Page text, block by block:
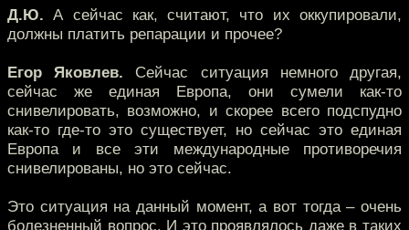
Д.Ю. А сейчас как, считают, что их оккупировали,
должны платить репарации и прочее?
Егор Яковлев. Сейчас ситуация немного другая,
сейчас же единая Европа, они сумели как-то
снивелировать, возможно, и скорее всего подспудно
как-то где-то это существует, но сейчас это единая
Европа и все эти международные противоречия
снивелированы, но это сейчас.
Это ситуация на данный момент, а вот тогда – очень
болезненный вопрос. И это проявлялось даже в таких